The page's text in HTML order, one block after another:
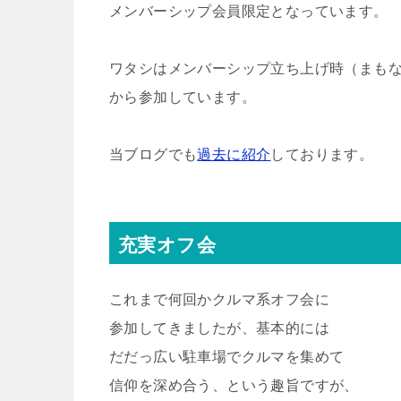
メンバーシップ会員限定となっています。
ワタシはメンバーシップ立ち上げ時（まも
から参加しています。
当ブログでも過去に紹介 しております。
充実オフ会
これまで何回かクルマ系オフ会に
参加してきましたが、基本的には
だだっ広い駐車場でクルマを集めて
信仰を深め合う、という趣旨ですが、